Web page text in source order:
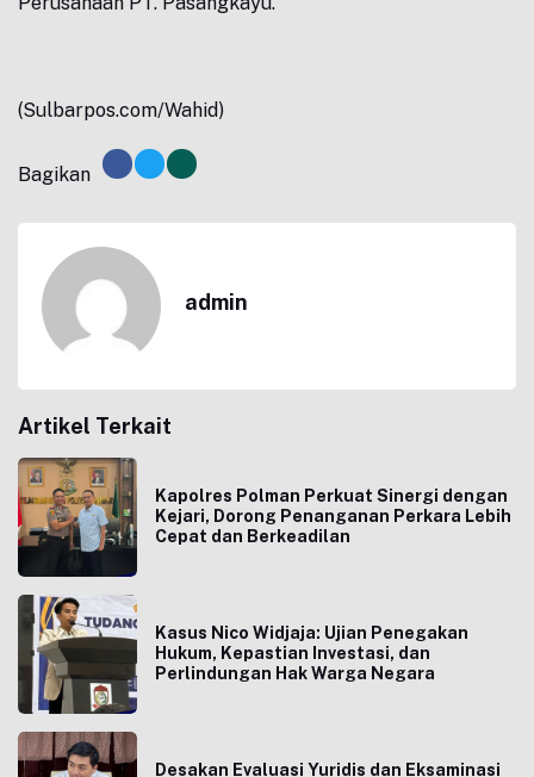
(Sulbarpos.com/Wahid)
Bagikan
admin
Artikel Terkait
Kapolres Polman Perkuat Sinergi dengan
Kejari, Dorong Penanganan Perkara Lebih
Cepat dan Berkeadilan
Kasus Nico Widjaja: Ujian Penegakan
Hukum, Kepastian Investasi, dan
Perlindungan Hak Warga Negara
Desakan Evaluasi Yuridis dan Eksaminasi